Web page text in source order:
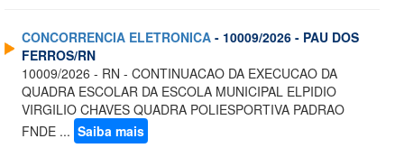
CONCORRENCIA ELETRONICA - 10009/2026 - PAU DOS
FERROS/RN
10009/2026 - RN - CONTINUACAO DA EXECUCAO DA
QUADRA ESCOLAR DA ESCOLA MUNICIPAL ELPIDIO
VIRGILIO CHAVES QUADRA POLIESPORTIVA PADRAO
FNDE ... Saiba mais